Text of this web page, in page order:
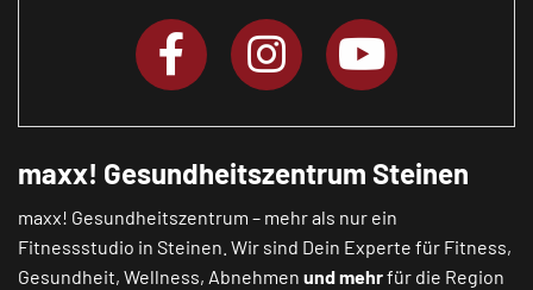
maxx! Gesundheitszentrum Steinen
maxx! Gesundheitszentrum – mehr als nur ein
Fitnessstudio in Steinen. Wir sind Dein Experte für Fitness,
Gesundheit, Wellness, Abnehmen und mehrfür die Region